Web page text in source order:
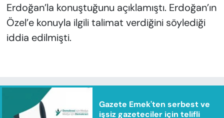
Erdoğan’la konuştuğunu açıklamıştı. Erdoğan’ın
Özel’e konuyla ilgili talimat verdiğini söylediği
iddia edilmişti.
Gazete Emek'ten serbest ve
işsiz gazeteciler için telifli